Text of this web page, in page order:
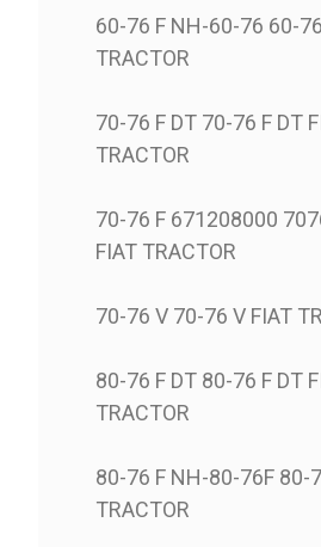
60-76 F NH-60-76 60-
TRACTOR
70-76 F DT 70-76 F DT
TRACTOR
70-76 F 671208000
FIAT TRACTOR
70-76 V 70-76 V FIAT
80-76 F DT 80-76 F DT
TRACTOR
80-76 F NH-80-76F 80-
TRACTOR